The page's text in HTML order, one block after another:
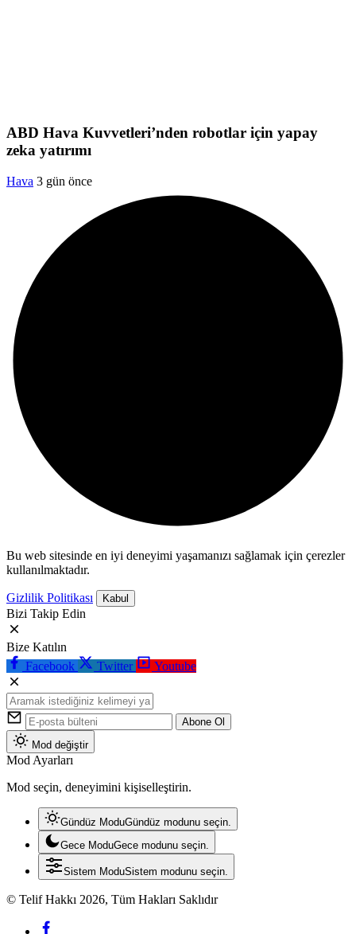
ABD Hava Kuvvetleri’nden robotlar için yapay
zeka yatırımı
Hava 3 gün önce
Bu web sitesinde en iyi deneyimi yaşamanızı sağlamak için çerezler
kullanılmaktadır.
Gizlilik Politikası Kabul
Bizi Takip Edin
Bize Katılın
Facebook
Twitter Youtube
Abone Ol
Mod değiştir
Mod Ayarları
Mod seçin, deneyimini kişiselleştirin.
Gündüz ModuGündüz modunu seçin.
Gece ModuGece modunu seçin.
Sistem ModuSistem modunu seçin.
© Telif Hakkı 2026, Tüm Hakları Saklıdır